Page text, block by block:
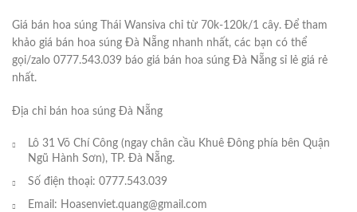
Giá bán hoa súng Thái Wansiva chỉ từ 70k-120k/1 cây. Để tham
khảo giá bán hoa súng Đà Nẵng nhanh nhất, các bạn có thể
gọi/zalo 0777.543.039 báo giá bán hoa súng Đà Nẵng sỉ lẻ giá rẻ
nhất.
Địa chỉ bán hoa súng Đà Nẵng
Lô 31 Võ Chí Công (ngay chân cầu Khuê Đông phía bên Quận
Ngũ Hành Sơn), TP. Đà Nẵng.
Số điện thoại: 0777.543.039
Email: Hoasenviet.quang@gmail.com